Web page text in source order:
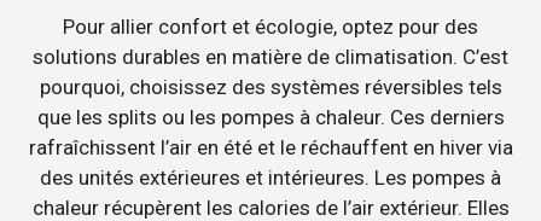
Pour allier confort et écologie, optez pour des
solutions durables en matière de climatisation. C’est
pourquoi, choisissez des systèmes réversibles tels
que les splits ou les pompes à chaleur. Ces derniers
rafraîchissent l’air en été et le réchauffent en hiver via
des unités extérieures et intérieures. Les pompes à
chaleur récupèrent les calories de l’air extérieur. Elles